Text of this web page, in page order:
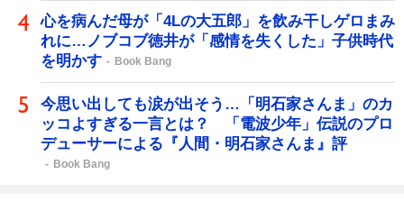
心を病んだ母が「4Lの大五郎」を飲み干しゲロまみ
れに…ノブコブ徳井が「感情を失くした」子供時代
を明かす
Book Bang
今思い出しても涙が出そう…「明石家さんま」のカ
ッコよすぎる一言とは？ 「電波少年」伝説のプロ
デューサーによる『人間・明石家さんま』評
Book Bang